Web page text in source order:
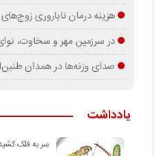
هزینه درمان ناباروری
در سرزمین مهر و سخاوت،
صدای وزنه‌ها در همدان
یادداشت
سر به فلک